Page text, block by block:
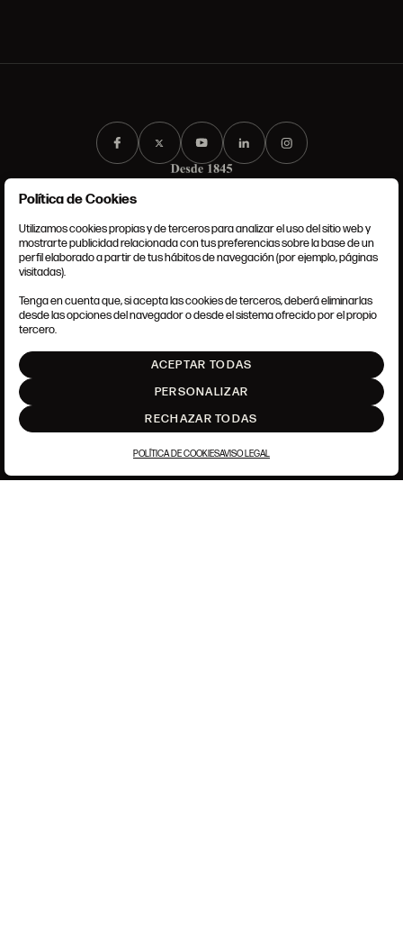
CONDICIONES GENERALES
POLÍTICA DE COOKIES
AJUSTE DE COOKIES
Política de Cookies
Utilizamos cookies propias y de terceros para analizar el uso del sitio web y
mostrarte publicidad relacionada con tus preferencias sobre la base de un
perfil elaborado a partir de tus hábitos de navegación (por ejemplo, páginas
visitadas).
Tenga en cuenta que, si acepta las cookies de terceros, deberá eliminarlas
desde las opciones del navegador o desde el sistema ofrecido por el propio
tercero.
ACEPTAR TODAS
PERSONALIZAR
RECHAZAR TODAS
POLÍTICA DE COOKIESAVISO LEGAL